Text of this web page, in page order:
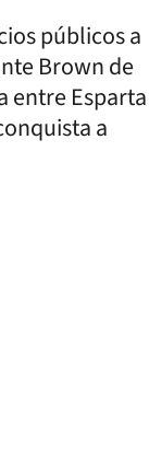
públicos a
Brown de
entre Esparta
a